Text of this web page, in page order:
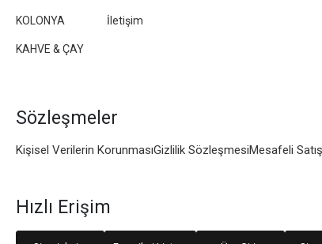
KOLONYA
KAHVE & ÇAY
İletişim
Sözleşmeler
Kişisel Verilerin KorunmasıGizlilik SözleşmesiMesafeli
Hızlı Erişim